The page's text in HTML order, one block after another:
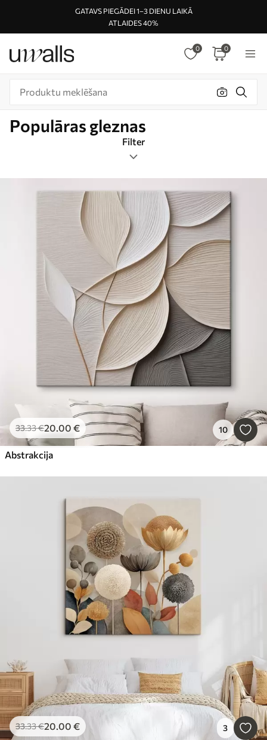
GATAVS PIEGĀDEI 1–3 DIENU LAIKĀ
ATLAIDES 40%
0 0
Populāras gleznas
Filter
Tags
Attēlu formāts
Krāsa
Populāras gleznas
Populārākās
Atiestatīt visu
33.33€20.00 € 10
Abstrakcija
33.33€20.00 € 3